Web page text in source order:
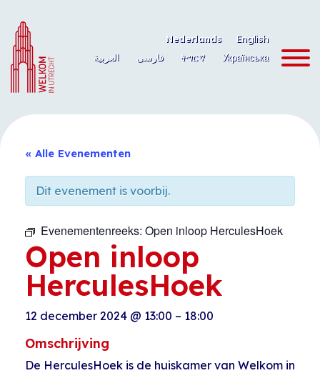
naar
de
inhoud
Nederlands
English
العربية
فارسی ትግርኛ Українська
« Alle Evenementen
Dit evenement is voorbij.
Evenementenreeks: Open inloop HerculesHoek
Open inloop
HerculesHoek
12 december 2024 @ 13:00 – 18:00
Omschrijving
De HerculesHoek is de huiskamer van Welkom in